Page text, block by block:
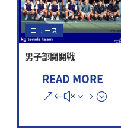
ニュース
男子部関関戦
READ MORE